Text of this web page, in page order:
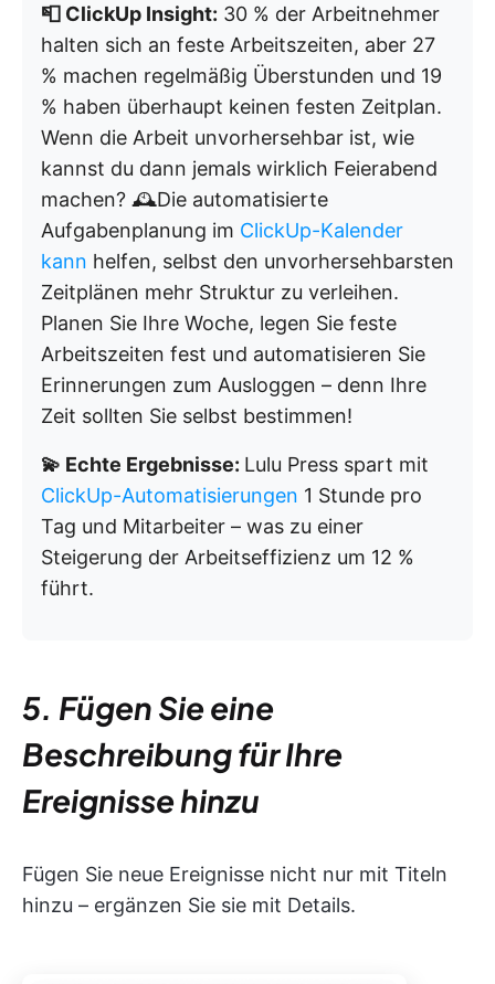
📮 ClickUp Insight: 30 % der Arbeitnehmer
halten sich an feste Arbeitszeiten, aber 27
% machen regelmäßig Überstunden und 19
% haben überhaupt keinen festen Zeitplan.
Wenn die Arbeit unvorhersehbar ist, wie
kannst du dann jemals wirklich Feierabend
machen? 🕰️Die automatisierte
Aufgabenplanung im ClickUp-Kalender
kann helfen, selbst den unvorhersehbarsten
Zeitplänen mehr Struktur zu verleihen.
Planen Sie Ihre Woche, legen Sie feste
Arbeitszeiten fest und automatisieren Sie
Erinnerungen zum Ausloggen – denn Ihre
Zeit sollten Sie selbst bestimmen!
💫 Echte Ergebnisse: Lulu Press spart mit
ClickUp-Automatisierungen 1 Stunde pro
Tag und Mitarbeiter – was zu einer
Steigerung der Arbeitseffizienz um 12 %
führt.
5. Fügen Sie eine
Beschreibung für Ihre
Ereignisse hinzu
Fügen Sie neue Ereignisse nicht nur mit Titeln
hinzu – ergänzen Sie sie mit Details.